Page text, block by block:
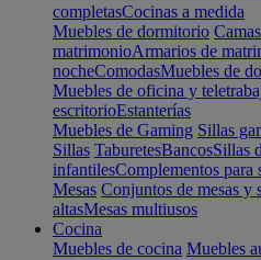
completasCocinas a medida
Muebles de dormitorio
matrimonioArmarios de
nocheComodasMuebles de
Muebles de oficina y
escritorioEstanterías
Muebles de Gaming Sillas
Sillas TaburetesBancosSillas
infantilesComplementos para
Mesas Conjuntos de mesas y
altasMesas multiusos
Cocina
Muebles de cocina Muebles